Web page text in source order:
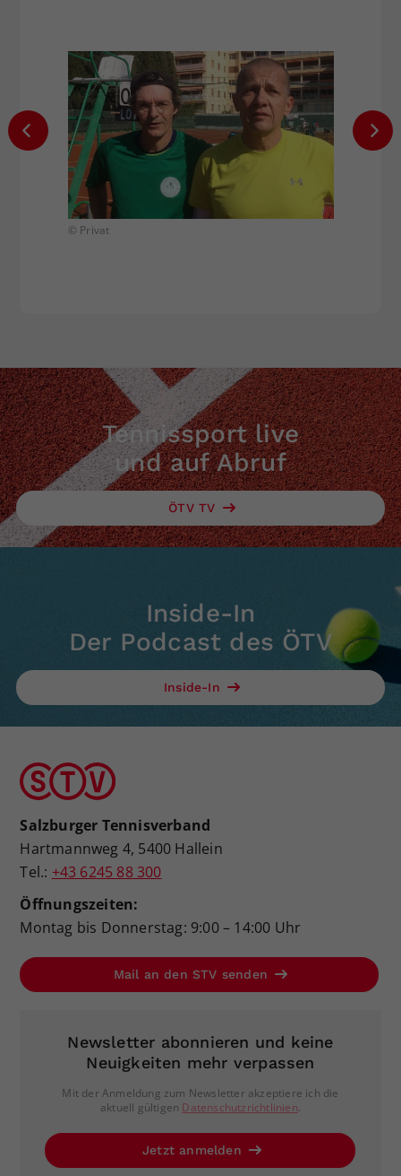
© Privat
Tennissport live
und auf Abruf
ÖTV TV
Inside-In
Der Podcast des ÖTV
Inside-In
Salzburger Tennisverband
Hartmannweg 4, 5400 Hallein
Tel.: +43 6245 88 300
Öffnungszeiten:
Montag bis Donnerstag: 9:00 – 14:00 Uhr
Mail an den STV senden
Newsletter abonnieren und keine
Neuigkeiten mehr verpassen
Mit der Anmeldung zum Newsletter akzeptiere ich die
aktuell gültigen Datenschutzrichtlinien.
Jetzt anmelden